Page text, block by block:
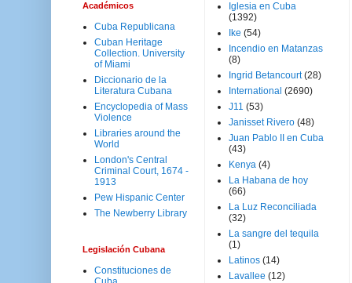
Académicos
Cuba Republicana
Cuban Heritage
Collection. University
of Miami
Diccionario de la
Literatura Cubana
Encyclopedia of Mass
Violence
Libraries around the
World
London's Central
Criminal Court, 1674 -
1913
Pew Hispanic Center
The Newberry Library
Legislación Cubana
Constituciones de
Iglesia en Cuba
(1392)
Ike (54)
Incendio en Matanzas
(8)
Ingrid Betancourt (28)
International (2690)
J11 (53)
Janisset Rivero (48)
Juan Pablo II en Cuba
(43)
Kenya (4)
La Habana de hoy
(66)
La Luz Reconciliada
(32)
La sangre del tequila
(1)
Latinos (14)
Lavallee (12)